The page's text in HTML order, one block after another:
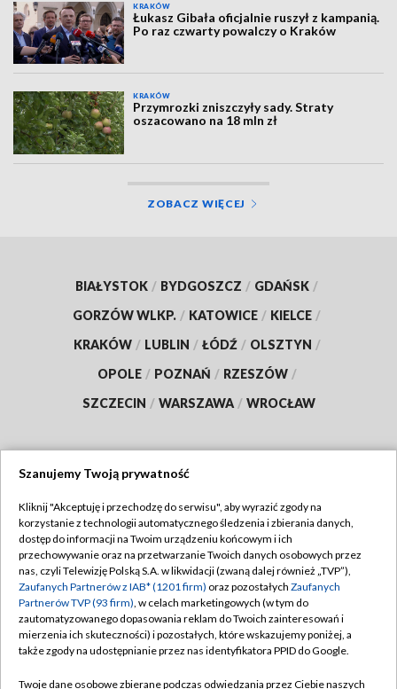
KRAKÓW
Łukasz Gibała oficjalnie ruszył z kampanią.
Po raz czwarty powalczy o Kraków
KRAKÓW
Przymrozki zniszczyły sady. Straty
oszacowano na 18 mln zł
ZOBACZ WIĘCEJ
BIAŁYSTOK / BYDGOSZCZ / GDAŃSK /
GORZÓW WLKP. / KATOWICE / KIELCE /
KRAKÓW / LUBLIN / ŁÓDŹ / OLSZTYN /
OPOLE / POZNAŃ / RZESZÓW /
SZCZECIN / WARSZAWA / WROCŁAW
TVP
Abonament TVP
Emisja w TVP
Centrum informacji TVP
Naziemna Telewizja Cyfrowa
Regulamin TVP
Polityka prywatności
Moje zgody
Pomoc
Szanujemy Twoją prywatność
Kliknij "Akceptuję i przechodzę do serwisu", aby wyrazić zgody na
korzystanie z technologii automatycznego śledzenia i zbierania danych,
dostęp do informacji na Twoim urządzeniu końcowym i ich
przechowywanie oraz na przetwarzanie Twoich danych osobowych przez
nas, czyli Telewizję Polską S.A. w likwidacji (zwaną dalej również „TVP”),
Zaufanych Partnerów z IAB* (1201 firm) oraz pozostałych Zaufanych
Partnerów TVP (93 firm), w celach marketingowych (w tym do
zautomatyzowanego dopasowania reklam do Twoich zainteresowań i
mierzenia ich skuteczności) i pozostałych, które wskazujemy poniżej, a
także zgody na udostępnianie przez nas identyfikatora PPID do Google.
Twoje dane osobowe zbierane podczas odwiedzania przez Ciebie naszych